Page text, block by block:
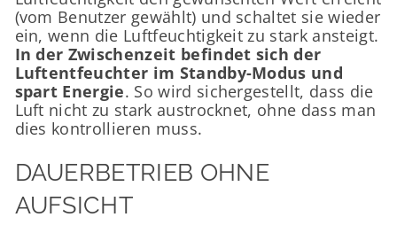
(vom Benutzer gewählt) und schaltet sie wieder
ein, wenn die Luftfeuchtigkeit zu stark ansteigt.
In der Zwischenzeit befindet sich der
Luftentfeuchter im Standby-Modus und
spart Energie. So wird sichergestellt, dass die
Luft nicht zu stark austrocknet, ohne dass man
dies kontrollieren muss.
DAUERBETRIEB OHNE
AUFSICHT